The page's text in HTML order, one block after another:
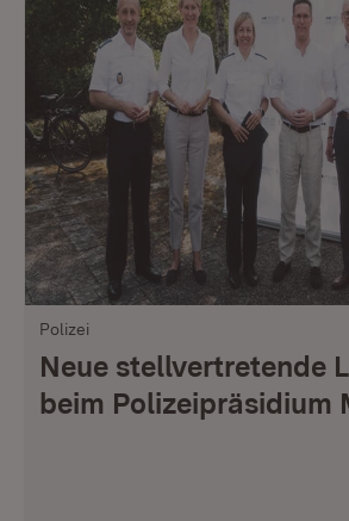
Polizei
Neue stellvertretende
beim Polizeipräsidium